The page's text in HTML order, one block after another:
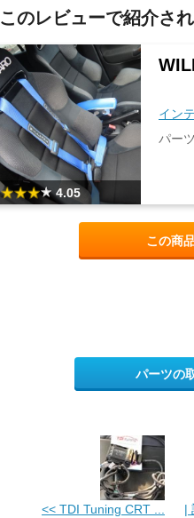
このレビューで紹介さ
4.05
イン
パー
この商
パーツの
<< TDI Tuning CRT ... |